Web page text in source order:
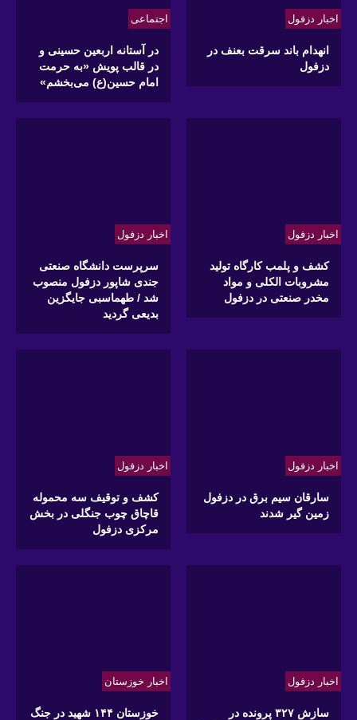
اخبار دزفول
انهدام باند سرقت بعنف در
دزفول
اجتماعی
در آستانه اربعین حسینی و
در قالب پویش «به حرمت
امام حسین(ع) می‌بخشم»
اخبار دزفول
کشف و پلمب کارگاه تولید
مشروبات الکلی و مواد
مخدر صنعتی در دزفول
اخبار دزفول
سرپرست دانشگاه صنعتی
جندی شاپور دزفول منصوب
شد / طهماسبی جایگزین
بدیعی گردید
اخبار دزفول
سارقان سیم برق در دزفول
زمین گیر شدند
اخبار دزفول
کشف و توقیف سه محموله
قاچاق چوب جنگلی در بخش
مرکزی دزفول
اخبار دزفول
سازش ۳۲۷ پرونده در
اخبار خوزستان
خوزستان ۱۴۴ شهید در جنگ